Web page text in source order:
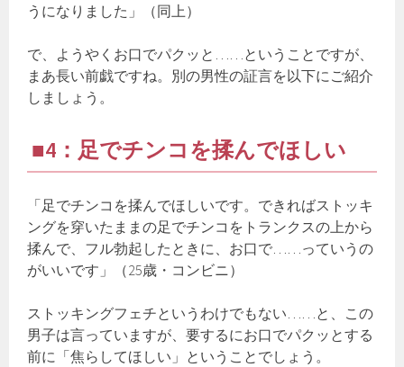
うになりました」（同上）
で、ようやくお口でパクッと……ということですが、
まあ長い前戯ですね。別の男性の証言を以下にご紹介
しましょう。
■4：足でチンコを揉んでほしい
「足でチンコを揉んでほしいです。できればストッキ
ングを穿いたままの足でチンコをトランクスの上から
揉んで、フル勃起したときに、お口で……っていうの
がいいです」（25歳・コンビニ）
ストッキングフェチというわけでもない……と、この
男子は言っていますが、要するにお口でパクッとする
前に「焦らしてほしい」ということでしょう。